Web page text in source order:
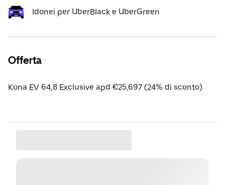
Idonei per UberBlack e UberGreen
Offerta
Kona EV 64,8 Exclusive apd €25,697 (24% di sconto)